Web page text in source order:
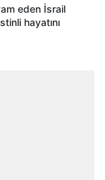
eden İsrail
hayatını